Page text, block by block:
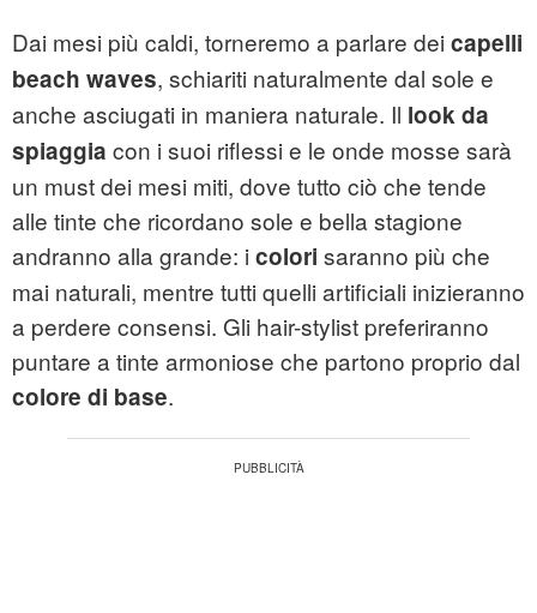
Dai mesi più caldi, torneremo a parlare dei capelli
beach waves, schiariti naturalmente dal sole e
anche asciugati in maniera naturale. Il look da
spiaggia con i suoi riflessi e le onde mosse sarà
un must dei mesi miti, dove tutto ciò che tende
alle tinte che ricordano sole e bella stagione
andranno alla grande: i colori saranno più che
mai naturali, mentre tutti quelli artificiali inizieranno
a perdere consensi. Gli hair-stylist preferiranno
puntare a tinte armoniose che partono proprio dal
colore di base.